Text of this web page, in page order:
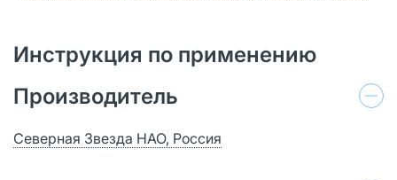
Инструкция по применению
Производитель
Северная Звезда НАО, Россия